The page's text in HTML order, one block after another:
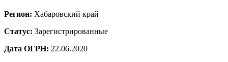
Регион: Хабаровский край
Статус: Зарегистрированные
Дата ОГРН: 22.06.2020